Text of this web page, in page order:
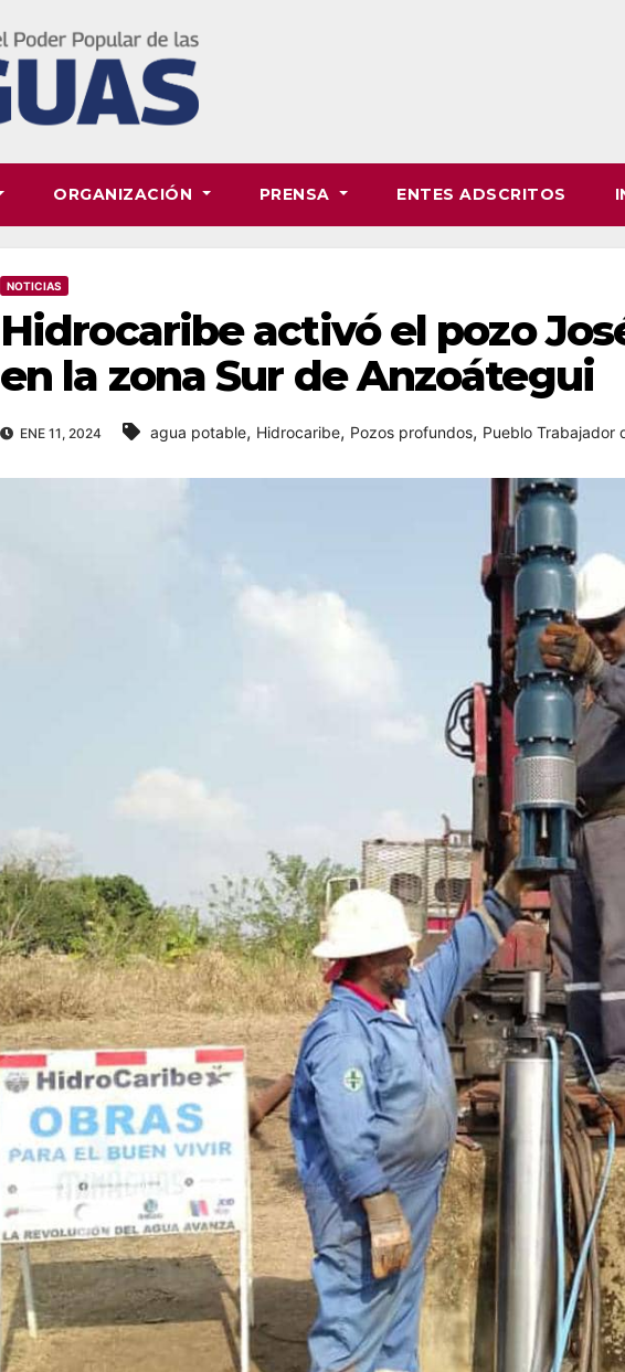
ORGANIZACIÓN PRENSA ENTES ADSCRITOS
NOTICIAS
Hidrocaribe activó el pozo
en la zona Sur de Anzoátegui
ENE 11, 2024 agua potable, Hidrocaribe, Pozos profundos, Pueblo Trabajador